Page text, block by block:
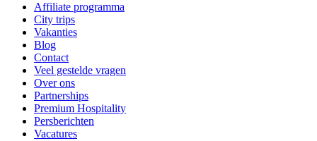
Affiliate programma
City trips
Vakanties
Blog
Contact
Veel gestelde vragen
Over ons
Partnerships
Premium Hospitality
Persberichten
Vacatures